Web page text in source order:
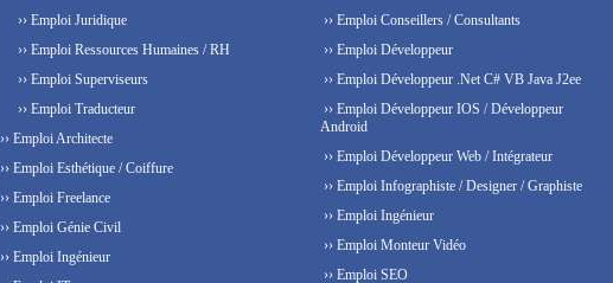
›› Emploi Juridique
›› Emploi Ressources Humaines / RH
›› Emploi Superviseurs
›› Emploi Traducteur
›› Emploi Architecte
›› Emploi Esthétique / Coiffure
›› Emploi Freelance
›› Emploi Génie Civil
›› Emploi Ingénieur
›› Emploi Conseillers / Consultants
›› Emploi Développeur
›› Emploi Développeur .Net C# VB Java J2ee
›› Emploi Développeur IOS / Développeur
Android
›› Emploi Développeur Web / Intégrateur
›› Emploi Infographiste / Designer / Graphiste
›› Emploi Ingénieur
›› Emploi Monteur Vidéo
›› Emploi SEO